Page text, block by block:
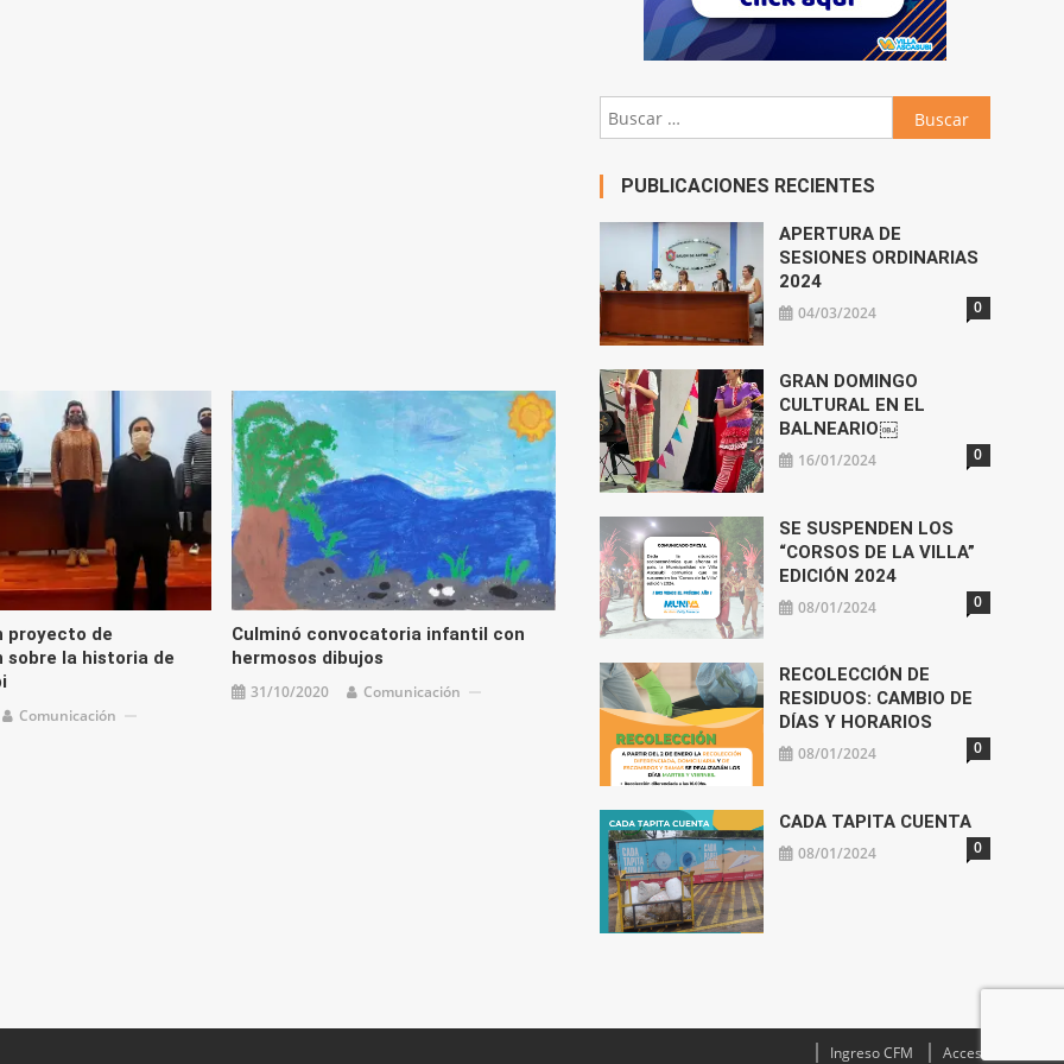
proyecto de
sobre la historia de
Comunicación
Culminó convocatoria infantil con
hermosos dibujos
31/10/2020 Comunicación
Buscar:
PUBLICACIONES RECIENTES
APERTURA DE
SESIONES ORDINARIAS
2024
04/03/2024 0
GRAN DOMINGO
CULTURAL EN EL
BALNEARIO￼
16/01/2024 0
SE SUSPENDEN LOS
“CORSOS DE LA VILLA”
EDICIÓN 2024
08/01/2024 0
RECOLECCIÓN DE
RESIDUOS: CAMBIO DE
DÍAS Y HORARIOS
08/01/2024 0
CADA TAPITA CUENTA
08/01/2024 0
Ingreso CFM Acceso